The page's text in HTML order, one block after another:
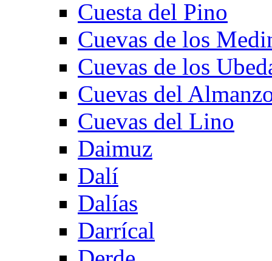
Cuesta del Pino
Cuevas de los
Cuevas de los
Cuevas del
Cuevas del Lino
Daimuz
Dalí
Dalías
Darrícal